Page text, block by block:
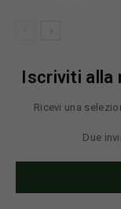
Iscriviti alla
Ricevi una
Due